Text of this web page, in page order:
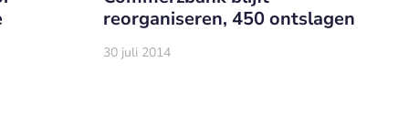
reorganiseren, 450 ontslagen
30 juli 2014